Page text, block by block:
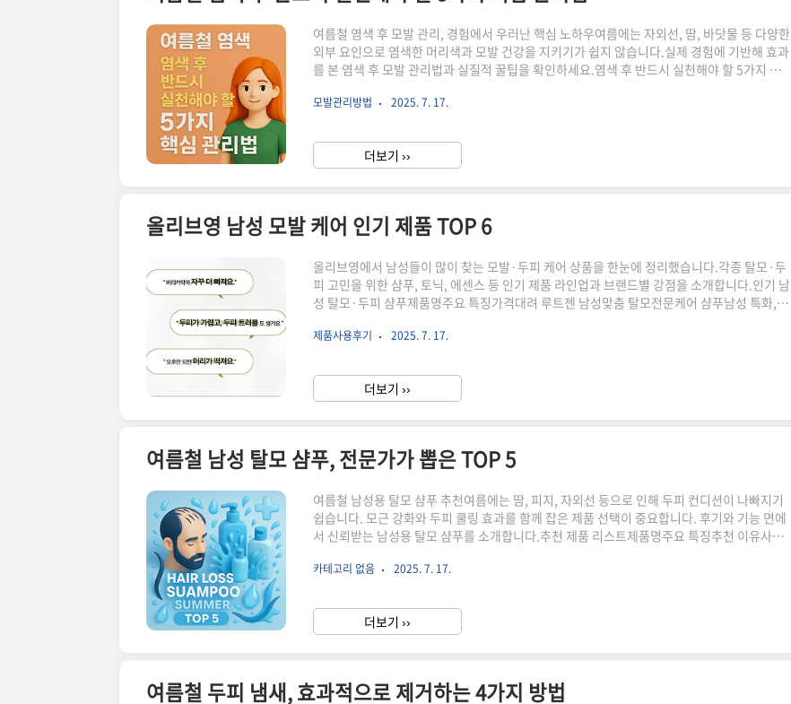
여름철 염색 후 모발 관리, 경험에서 우러난 핵심 노하우여름에는 자외선, 땀, 바닷물 등 다양한
외부 요인으로 염색한 머리색과 모발 건강을 지키기가 쉽지 않습니다.실제 경험에 기반해 효과
를 본 염색 후 모발 관리법과 실질적 꿀팁을 확인하세요.염색 후 반드시 실천해야 할 5가지 핵
굼. 뜨거운 물은 색 빠짐과 손상에 치명적입니다.컬러 전용, 무실리콘·무황산염 샴푸 사용염색
스크·팩 필수오일 성분이 풍부한 헤어 마스크로 주 1~2회 집중 관리하면 푸석함과 탈색 방지
에 효과적입니다.외출 전엔 UV 차단제 사용 또는 모자 착용자외..
모발관리방법 2025. 7. 17.
더보기 ››
올리브영 남성 모발 케어 인기 제품 TOP 6
올리브영에서 남성들이 많이 찾는 모발·두피 케어 상품을 한눈에 정리했습니다.각종 탈모·두
피 고민을 위한 샴푸, 토닉, 에센스 등 인기 제품 라인업과 브랜드별 강점을 소개합니다.인기 남
성 탈모·두피 샴푸제품명주요 특징가격대려 루트젠 남성맞춤 탈모전문케어 샴푸남성 특화, 탈
카페인·비오틴 함유, 두피 자극 최소화, 탈모 증상 완화약 19,900원~라보에이치 두피강화샴
인 샴푸독일 남성 대표 브랜드, 카페인 함유로 두피 자극쿠폰 할인 등닥터방기원 어성초 민감
두피 캡슐 탈모샴푸어성초 성분, 두피 진정, 민감한 두피용약 17,90..
제품사용후기 2025. 7. 17.
더보기 ››
여름철 남성 탈모 샴푸, 전문가가 뽑은 TOP 5
여름철 남성용 탈모 샴푸 추천여름에는 땀, 피지, 자외선 등으로 인해 두피 컨디션이 나빠지기
쉽습니다. 모근 강화와 두피 쿨링 효과를 함께 잡은 제품 선택이 중요합니다. 후기와 기능 면에
서 신뢰받는 남성용 탈모 샴푸를 소개합니다.추천 제품 리스트제품명주요 특징추천 이유사용
피 열·피지 완화 및 탈모 케어 동시 구현전문가 1위 선정, 사용자 후기가 매우 긍정적TS X-비오
민감한 두피에도 추천탈모 증상 개선률 86%+후기 우수려 루트젠 남성 맞춤 탈모케어 샴푸남
성 특화, 피지/비듬/가려움 완화, 청량한 향남성 전용 맞춤 성분,..
카테고리 없음 2025. 7. 17.
더보기 ››
여름철 두피 냄새, 효과적으로 제거하는 4가지 방법